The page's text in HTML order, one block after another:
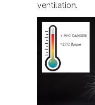
ventilation.